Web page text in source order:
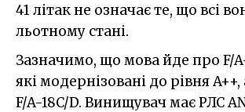
41 літак не означає те, що всі
льотному стані.
Зазначимо, що мова йде про F/
які модернізовані до рівня A++,
F/A-18C/D. Винищувач має РЛС